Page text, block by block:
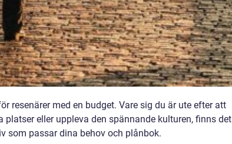
resenärer med en budget. Vare sig du är ute efter att
eller uppleva den spännande kulturen, finns det
som passar dina behov och plånbok.